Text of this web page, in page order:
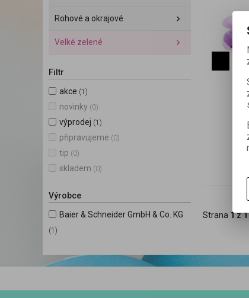
Rohové a okrajové
Velké zelené
Filtr
akce (1)
novinky (0)
výprodej (1)
připravujeme (0)
tip (0)
skladem (0)
Výrobce
Baier & Schneider GmbH & Co. KG
(1)
Strana 1z1